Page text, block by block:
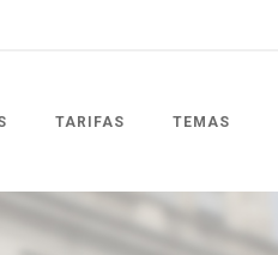
TARIFAS TEMAS